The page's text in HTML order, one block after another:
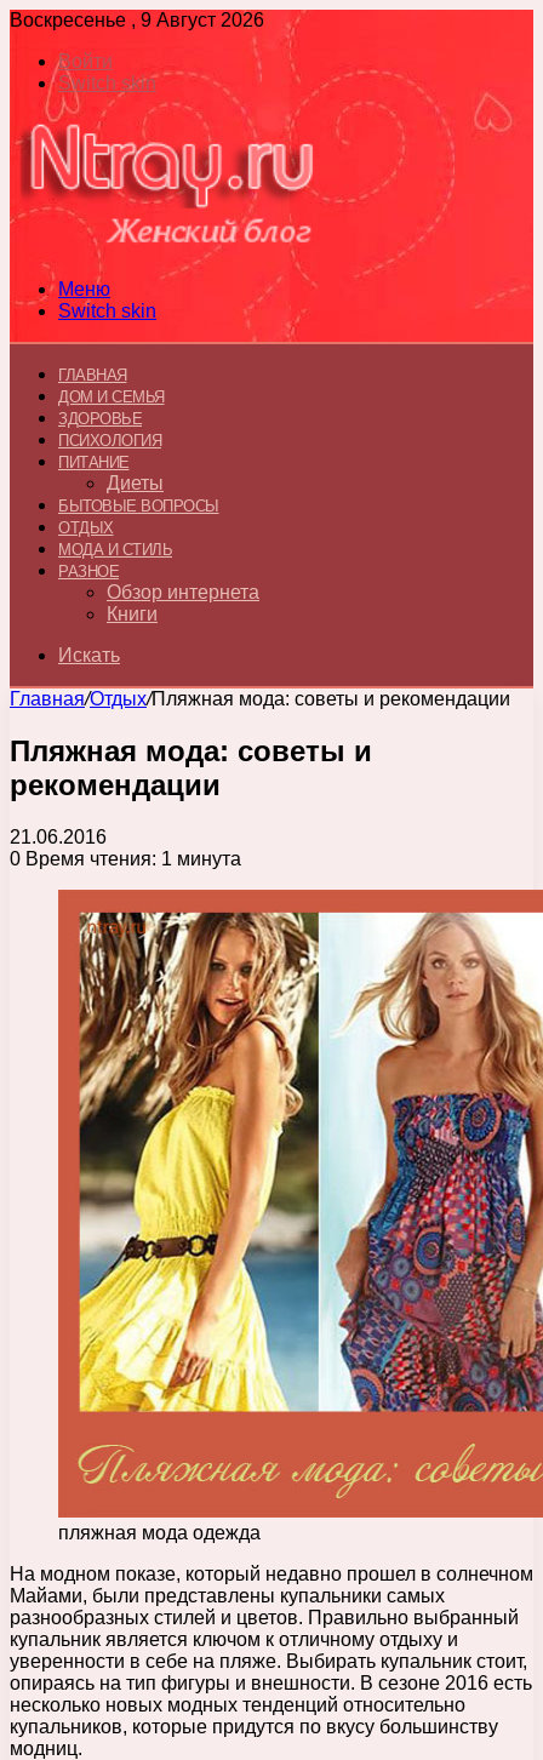
Воскресенье , 9 Август 2026
Войти
Switch skin
Меню
Switch skin
ГЛАВНАЯ
ДОМ И СЕМЬЯ
ЗДОРОВЬЕ
ПСИХОЛОГИЯ
ПИТАНИЕ
Диеты
БЫТОВЫЕ ВОПРОСЫ
ОТДЫХ
МОДА И СТИЛЬ
РАЗНОЕ
Обзор интернета
Книги
Искать
Главная/Отдых/Пляжная мода: советы и рекомендации
Пляжная мода: советы и
рекомендации
21.06.2016
0 Время чтения: 1 минута
пляжная мода одежда
На модном показе, который недавно прошел в солнечном
Майами, были представлены купальники самых
разнообразных стилей и цветов. Правильно выбранный
купальник является ключом к отличному отдыху и
уверенности в себе на пляже. Выбирать купальник стоит,
опираясь на тип фигуры и внешности. В сезоне 2016 есть
несколько новых модных тенденций относительно
купальников, которые придутся по вкусу большинству
модниц.